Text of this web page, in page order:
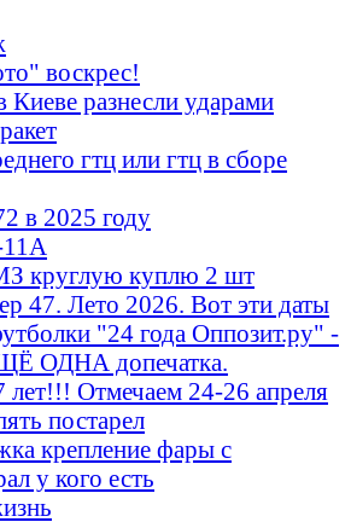
воскрес!
разнесли ударами
гтц или гтц в сборе
в 2025 году
11А
круглую куплю 2 шт
47. Лето 2026. Вот эти даты
"24 года Оппозит.ру" -
ОДНА допечатка.
лет!!! Отмечаем 24-26 апреля
постарел
крепление фары с
у кого есть